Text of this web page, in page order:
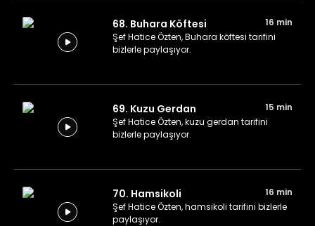
68. Buhara Köftesi
16 min
Şef Hatice Özten, Buhara köftesi tarifini
bizlerle paylaşıyor.
69. Kuzu Gerdan
15 min
Şef Hatice Özten, kuzu gerdan tarifini
bizlerle paylaşıyor.
70. Hamsikoli
16 min
Şef Hatice Özten, hamsikoli tarifini bizlerle
paylaşıyor.